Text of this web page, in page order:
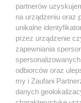
O FIRMIE
REKLAMA
partnerów
na urządzeniu oraz
unikalne
przez urządzenie
zapewniania
odbiorców oraz
my i Zaufani
danych